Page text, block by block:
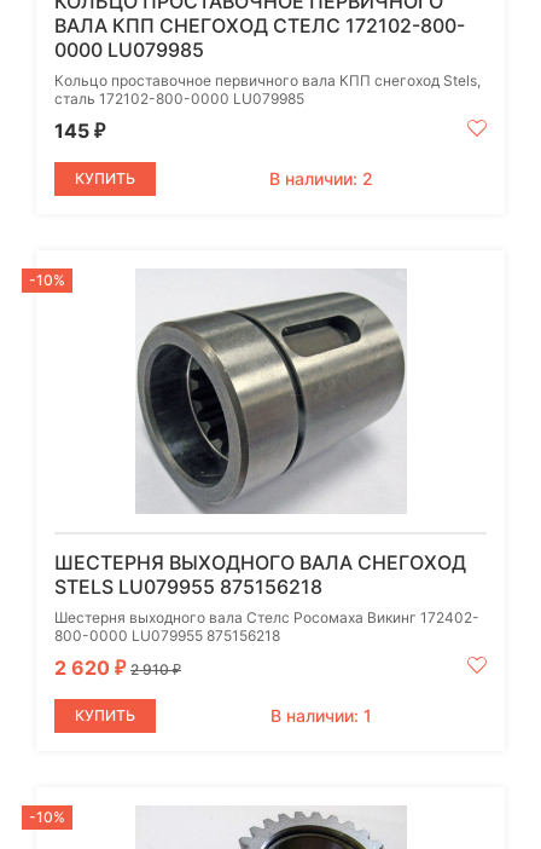
ВАЛА КПП CНЕГОХОД СТЕЛС 172102-800-
0000 LU079985
Кольцо проставочное первичного вала КПП cнегоход Stels,
сталь 172102-800-0000 LU079985
145 ₽
КУПИТЬ В наличии: 2
-10%
ШЕСТЕРНЯ ВЫХОДНОГО ВАЛА СНЕГОХОД
STELS LU079955 875156218
Шестерня выходного вала Стелс Росомаха Викинг 172402-
800-0000 LU079955 875156218
2 620 ₽ 2 910₽
КУПИТЬ В наличии: 1
-10%